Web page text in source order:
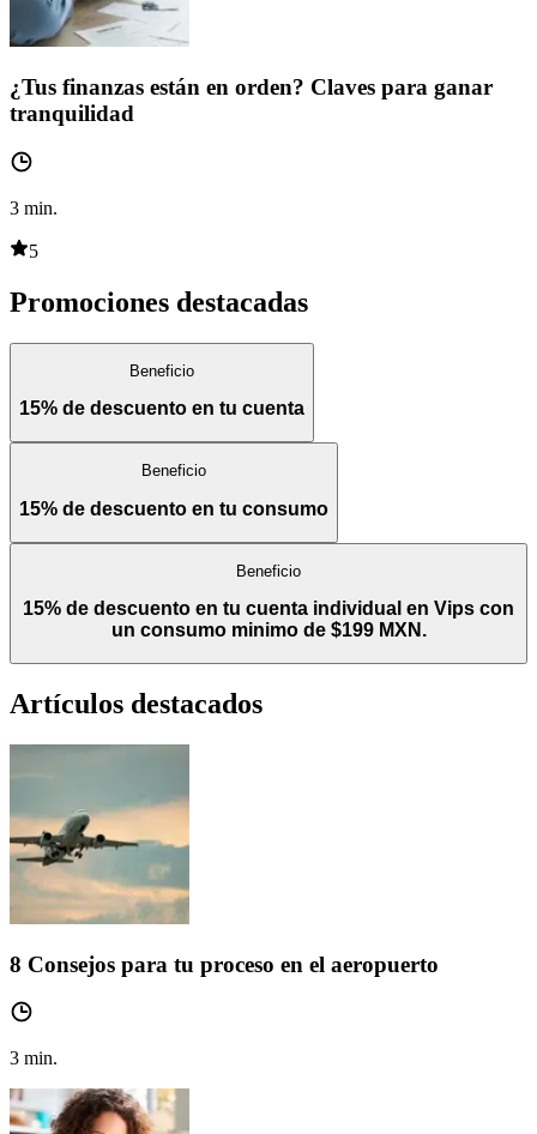
¿Tus finanzas están en orden? Claves para ganar
tranquilidad
3 min.
5
Promociones destacadas
Beneficio
15% de descuento en tu cuenta
Beneficio
15% de descuento en tu consumo
Beneficio
15% de descuento en tu cuenta individual en Vips con
un consumo minimo de $199 MXN.
Artículos destacados
8 Consejos para tu proceso en el aeropuerto
3 min.